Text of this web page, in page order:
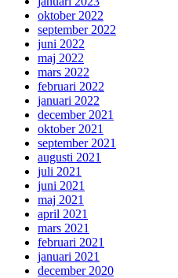
oktober 2022
september 2022
juni 2022
maj 2022
mars 2022
februari 2022
januari 2022
december 2021
oktober 2021
september 2021
augusti 2021
juli 2021
juni 2021
maj 2021
april 2021
mars 2021
februari 2021
januari 2021
december 2020